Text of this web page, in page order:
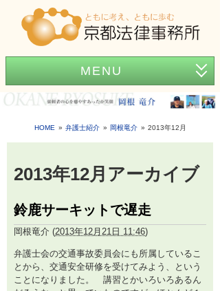
MENU
ホーム
事務所紹介
アクセス
弁護士費用
News
困ったときの法律知識
HOME 弁護士紹介 岡根竜介 2013年12月
2013年12月アーカイブ
鈴鹿サーキットで遅走
岡根竜介 (2013年12月21日 11:46)
弁護士会の交通事故委員会にも所属しているこ
とから、交通安全研修を受けてみよう、という
ことになりました。 講習とかいろいろあるん